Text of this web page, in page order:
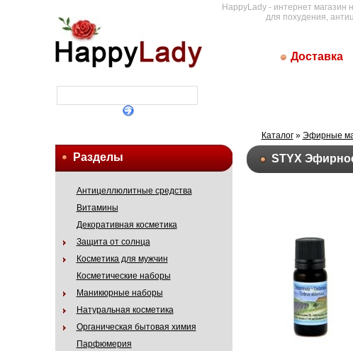
HappyLady - интернет магазин
для похудения,
Доставка
Разделы
Антицеллюлитные средства
Витамины
Декоративная косметика
Защита от солнца
Косметика для мужчин
Косметические наборы
Маникюрные наборы
Натуральная косметика
Органическая бытовая химия
Парфюмерия
Каталог» Эфирные
STYX